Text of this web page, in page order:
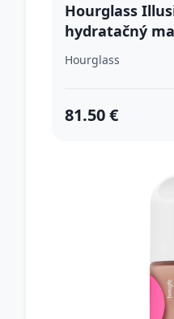
Hourglass
hydratačný
odtieň 2 35 ml
Hourglass
81.50 €